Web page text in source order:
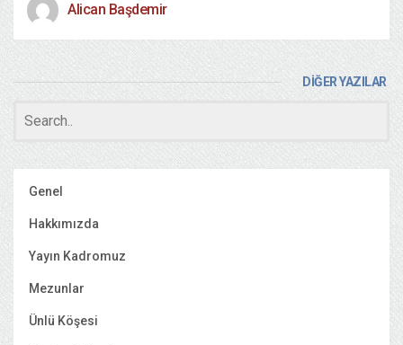
Alican Başdemir
DİĞER YAZILAR
Genel
Hakkımızda
Yayın Kadromuz
Mezunlar
Ünlü Köşesi